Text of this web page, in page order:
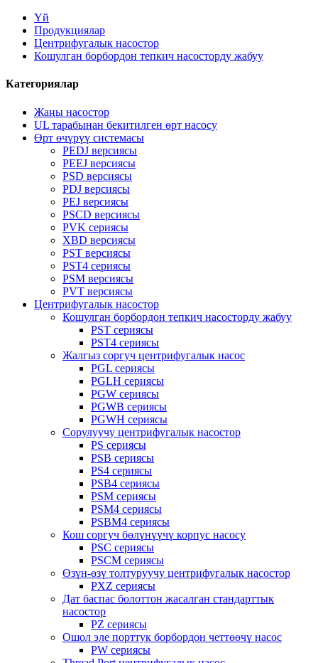
Үй
Продукциялар
Центрифугалык насостор
Кошулган борбордон тепкич насосторду жабуу
Категориялар
Жаңы насостор
UL тарабынан бекитилген өрт насосу
Өрт өчүрүү системасы
PEDJ версиясы
PEEJ версиясы
PSD версиясы
PDJ версиясы
PEJ версиясы
PSCD версиясы
PVK сериясы
XBD версиясы
PST версиясы
PST4 сериясы
PSM версиясы
PVT версиясы
Центрифугалык насостор
Кошулган борбордон тепкич насосторду жабуу
PST сериясы
PST4 сериясы
Жалгыз соргуч центрифугалык насос
PGL сериясы
PGLH сериясы
PGW сериясы
PGWB сериясы
PGWH сериясы
Сорулуучу центрифугалык насостор
PS сериясы
PSB сериясы
PS4 сериясы
PSB4 сериясы
PSM сериясы
PSM4 сериясы
PSBM4 сериясы
Кош соргуч бөлүнүүчү корпус насосу
PSC сериясы
PSCM сериясы
Өзүн-өзү толтуруучу центрифугалык насостор
PXZ сериясы
Дат баспас болоттон жасалган стандарттык
насостор
PZ сериясы
Ошол эле порттук борбордон четтөөчү насос
PW сериясы